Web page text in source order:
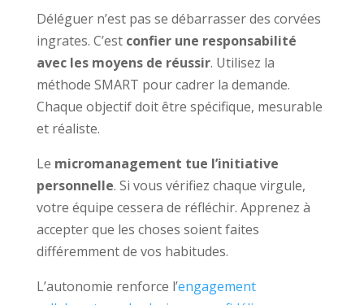
Déléguer n’est pas se débarrasser des corvées
ingrates. C’est confier une responsabilité
avec les moyens de réussir. Utilisez la
méthode SMART pour cadrer la demande.
Chaque objectif doit être spécifique, mesurable
et réaliste.
Le micromanagement tue l’initiative
personnelle. Si vous vérifiez chaque virgule,
votre équipe cessera de réfléchir. Apprenez à
accepter que les choses soient faites
différemment de vos habitudes.
L’autonomie renforce l’engagement